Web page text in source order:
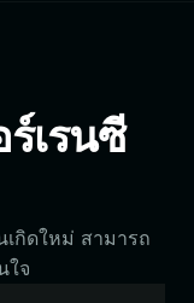
เรนซี
เกิดใหม่ สามารถ
ใจ